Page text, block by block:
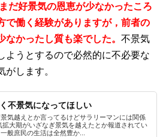
だ好景気の恩恵が少なかったころ
で働く経験がありますが，前者の
かったし質も楽でした。 不景気
ようとするので必然的に不必要な
します。
不景気になってほしい
気越えとか言ってるけどサラリーマンには関係
拡大期がいざなぎ景気を越えたとか報道されてい
般庶民の生活は全然豊か...